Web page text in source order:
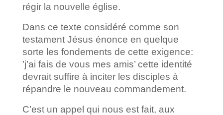
régir la nouvelle église.
Dans ce texte considéré comme son
testament Jésus énonce en quelque
sorte les fondements de cette exigence:
’j’ai fais de vous mes amis’ cette identité
devrait suffire à inciter les disciples à
répandre le nouveau commandement.
C’est un appel qui nous est fait, aux